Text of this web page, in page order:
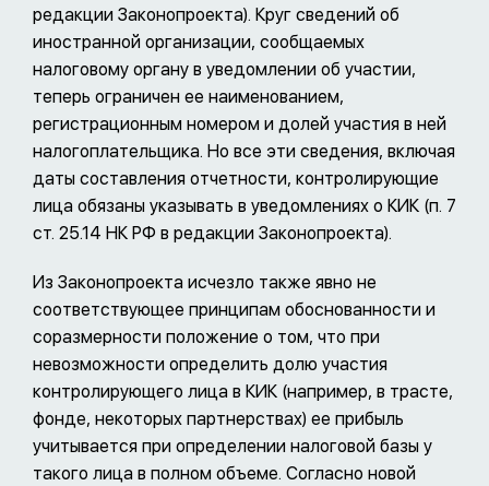
редакции Законопроекта). Круг сведений об
иностранной организации, сообщаемых
налоговому органу в уведомлении об участии,
теперь ограничен ее наименованием,
регистрационным номером и долей участия в ней
налогоплательщика. Но все эти сведения, включая
даты составления отчетности, контролирующие
лица обязаны указывать в уведомлениях о КИК (п. 7
ст. 25.14 НК РФ в редакции Законопроекта).
Из Законопроекта исчезло также явно не
соответствующее принципам обоснованности и
соразмерности положение о том, что при
невозможности определить долю участия
контролирующего лица в КИК (например, в трасте,
фонде, некоторых партнерствах) ее прибыль
учитывается при определении налоговой базы у
такого лица в полном объеме. Согласно новой